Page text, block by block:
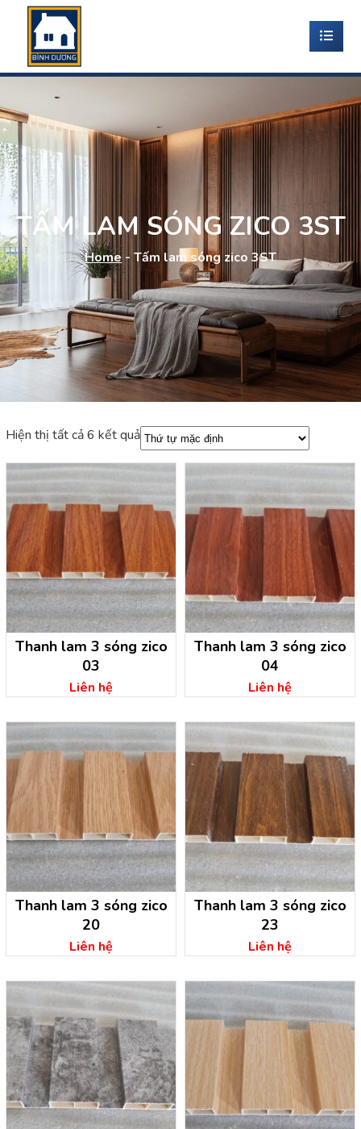
TẤM LAM SÓNG ZICO 3ST
Home- Tấm lam sóng zico 3ST
Hiện thị tất cả 6 kết quả
Thanh lam 3 sóng zico
03
Liên hệ
Thanh lam 3 sóng zico
04
Liên hệ
Thanh lam 3 sóng zico
20
Liên hệ
Thanh lam 3 sóng zico
23
Liên hệ